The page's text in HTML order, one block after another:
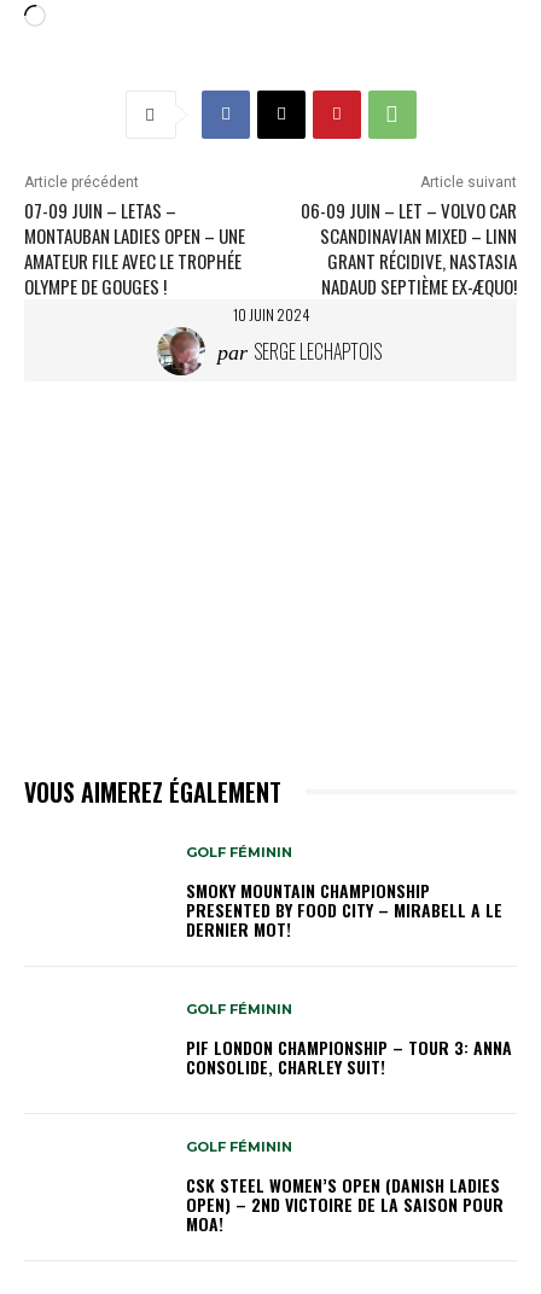
C
m
e
n
t
…
Article précédent
07-09 JUIN – LETAS –
MONTAUBAN LADIES OPEN – UNE
AMATEUR FILE AVEC LE TROPHÉE
OLYMPE DE GOUGES !
Article suivant
06-09 JUIN – LET – VOLVO CAR
SCANDINAVIAN MIXED – LINN
GRANT RÉCIDIVE, NASTASIA
NADAUD SEPTIÈME EX-ÆQUO!
10 JUIN 2024
par SERGE LECHAPTOIS
VOUS AIMEREZ ÉGALEMENT
GOLF FÉMININ
SMOKY MOUNTAIN CHAMPIONSHIP
PRESENTED BY FOOD CITY – MIRABELL A LE
DERNIER MOT!
GOLF FÉMININ
PIF LONDON CHAMPIONSHIP – TOUR 3: ANNA
CONSOLIDE, CHARLEY SUIT!
GOLF FÉMININ
CSK STEEL WOMEN’S OPEN (DANISH LADIES
OPEN) – 2ND VICTOIRE DE LA SAISON POUR
MOA!